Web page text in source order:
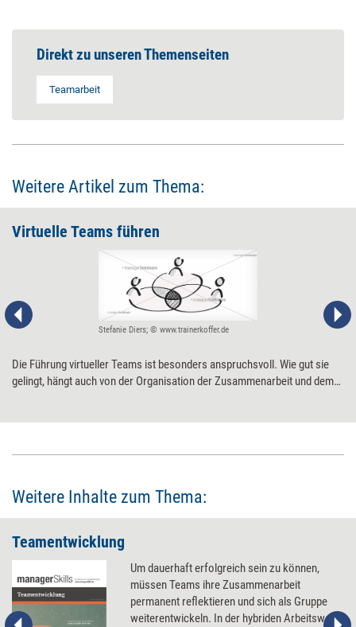
Direkt zu unseren Themenseiten
Teamarbeit
Weitere Artikel zum Thema:
Virtuelle Teams führen
Stefanie Diers; © www.trainerkoffer.de
Die Führung virtueller Teams ist besonders anspruchsvoll. Wie gut sie
gelingt, hängt auch von der Organisation der Zusammenarbeit und dem
Weitere Inhalte zum Thema:
Teamentwicklung
Um dauerhaft erfolgreich sein zu können,
müssen Teams ihre Zusammenarbeit
permanent reflektieren und sich als Gruppe
weiterentwickeln. In der hybriden Arbeitswelt,